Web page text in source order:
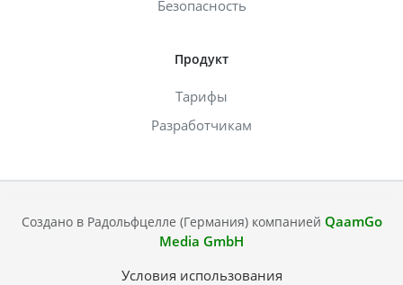
Безопасность
Продукт
Тарифы
Разработчикам
Создано в Радольфцелле (Германия) компанией QaamGo
Media GmbH
Условия использования